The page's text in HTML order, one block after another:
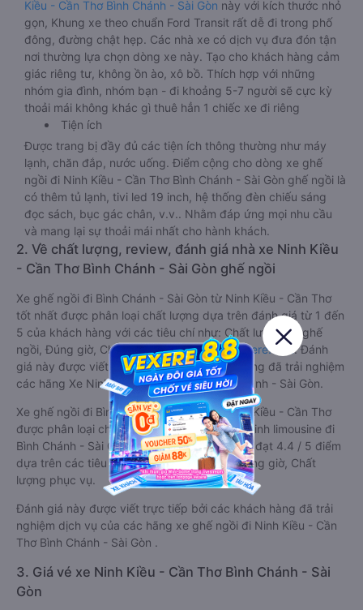
Kiều - Cần Thơ Bình Chánh - Sài Gòn này với kích thước nhỏ
gọn, Khung xe theo chuẩn Ford Transit rất dễ đi trong phố
đông, đường chật hẹp. Các nhà xe có dịch vụ đưa đón tận
nơi thường lựa chọn dòng xe này. Tạo cho khách hàng cảm
giác riêng tư, không ồn ào, xô bồ. Thích hợp với những
nhóm gia đình, nhóm bạn - đi khoảng 5-7 người sẽ cực kỳ
thoải mái không khác gì thuê hẳn 1 chiếc xe đi riêng
Tiện ích
Được trang bị đầy đủ các tiện ích thông thường như máy
lạnh, chăn đắp, nước uống. Điểm cộng cho dòng xe ghế
ngồi đi Ninh Kiều - Cần Thơ Bình Chánh - Sài Gòn ghế ngồi là
có thêm tủ lạnh, tivi led 19 inch, hệ thống đèn chiếu sáng
đọc sách, bục gác chân, v.v.. Nhằm đáp ứng mọi nhu cầu
và mang lại sự thoải mái nhất cho hành khách.
2. Về chất lượng, review, đánh giá nhà xe Ninh Kiều
- Cần Thơ Bình Chánh - Sài Gòn ghế ngồi
Xe ghế ngồi đi Bình Chánh - Sài Gòn từ Ninh Kiều - Cần Thơ
tốt nhất được phân loại chất lượng dựa trên đánh giá từ 1 đến
5 của khách hàng với các tiêu chí như: Chất lượng xe ghế
ngồi, Đúng giờ, Chất lượng phục vụ trênVexere.com. Đánh
giá này được viết trực tiếp bởi các khách hàng đã trải nghiệm
các hãng Xe Ninh Kiều - Cần Thơ đi Bình Chánh - Sài Gòn.
Xe ghế ngồi đi Bình Chánh - Sài Gòn từ Ninh Kiều - Cần Thơ
được phân loại chất lượng tốt nhất là xe Vũ Linh limousine đi
Bình Chánh - Sài Gòn từ Ninh Kiều - Cần Thơ đạt 4.4 / 5 điểm
dựa trên các tiêu chí như: Chất lượng xe, Đúng giờ, Chất
lượng phục vụ.
Đánh giá này được viết trực tiếp bởi các khách hàng đã trải
nghiệm dịch vụ của các hãng xe ghế ngồi đi Ninh Kiều - Cần
Thơ Bình Chánh - Sài Gòn .
3. Giá vé xe Ninh Kiều - Cần Thơ Bình Chánh - Sài
Gòn